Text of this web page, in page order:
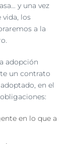
y una vez
los
a la
adopción
un contrato
en el
en lo que a